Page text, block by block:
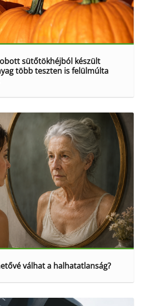
sütőtökhéjból készült
több teszten is felülmúlta
válhat a halhatatlanság?